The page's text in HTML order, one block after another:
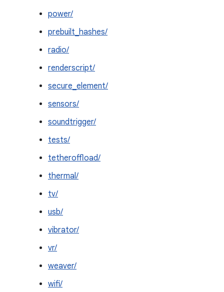
power/
prebuilt_hashes/
radio/
renderscript/
secure_element/
sensors/
soundtrigger/
tests/
tetheroffload/
thermal/
tv/
usb/
vibrator/
vr/
weaver/
wifi/